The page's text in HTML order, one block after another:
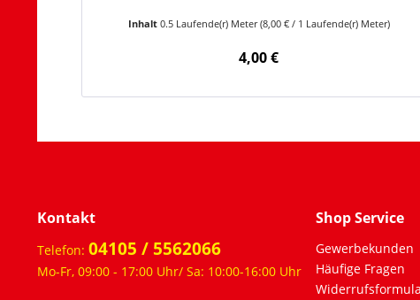
Inhalt 0.5 Laufende(r) Meter(8,00 € / 1 Laufende(r) Meter)
4,00 €
Kontakt
Telefon: 04105 / 5562066
Mo-Fr, 09:00 - 17:00 Uhr/ Sa: 10:00-16:00 Uhr
Shop Service
Gewerbekunden
Häufige Fragen